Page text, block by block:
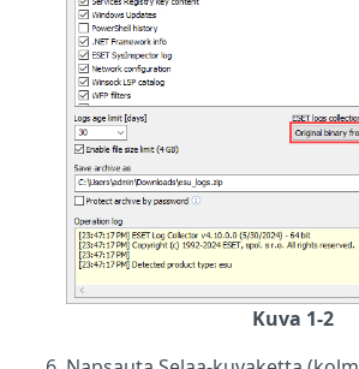
Kuva 1-2